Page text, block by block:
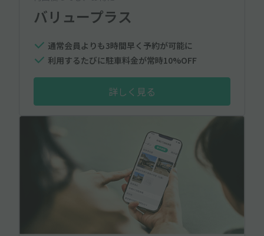
バリュープラス
通常会員よりも3時間早く予約が可能に
利用するたびに駐車料金が常時10%OFF
詳しく見る